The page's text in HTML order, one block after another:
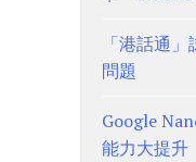
「港話通
問題
Google
能力大提